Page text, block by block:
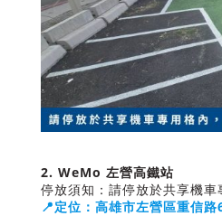
2. WeMo 左營高鐵站
停放須知：請停放於共享機車
📍定位：高雄市左營區重信